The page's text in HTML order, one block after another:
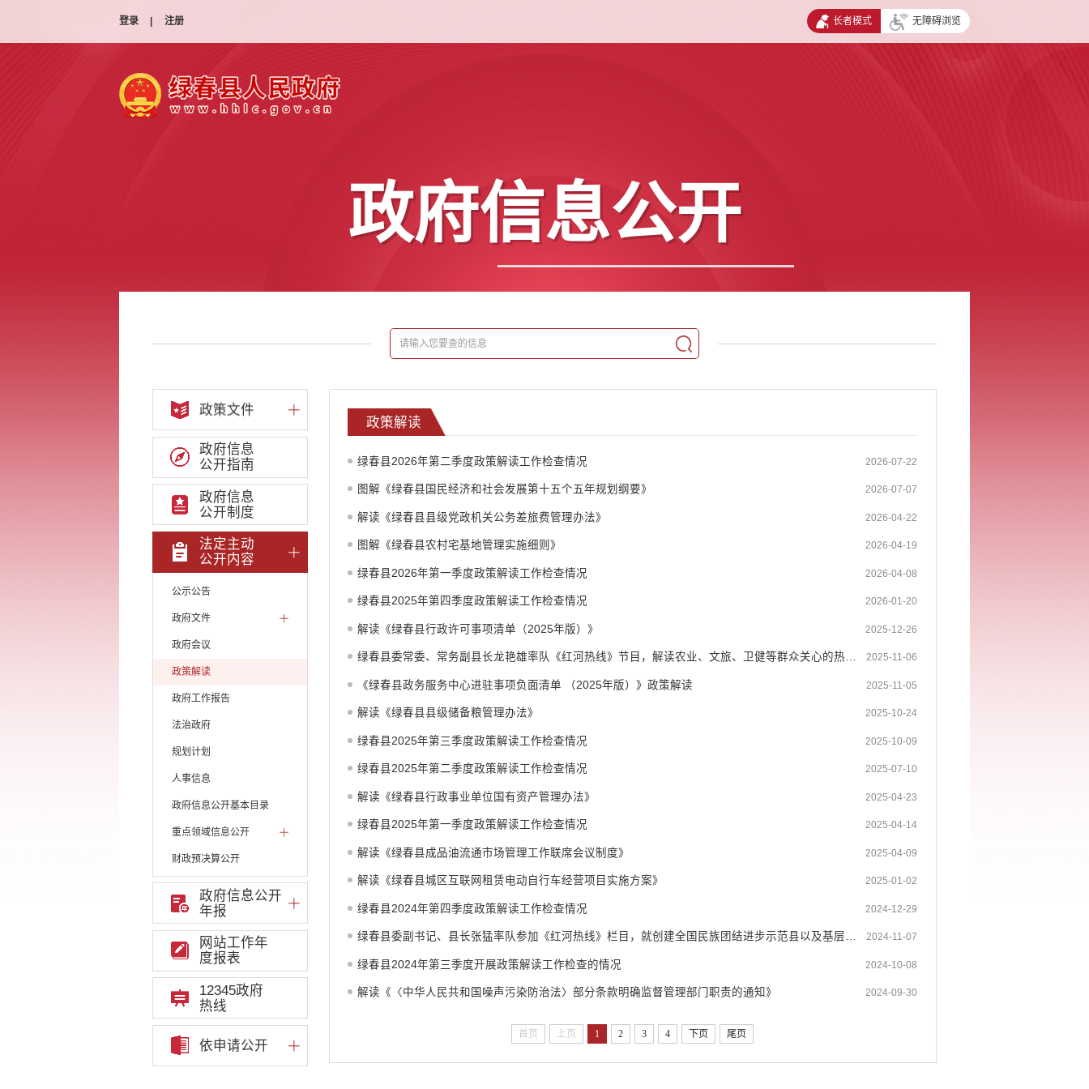
登录 注册 长者模式 无障碍浏览
政府信息公开
政策文件
政府信息
公开指南
政府信息
公开制度
法定主动
公开内容
公示公告
政府文件
政府会议
政策解读
政府工作报告
法治政府
规划计划
人事信息
政府信息公开基本目录
重点领域信息公开
财政预决算公开
人大建议和政协提案
机构职能
权责清单
行政许可
行政处罚和行政强制
行政事业性收费
政府集中采购
政府信息公开
年报
网站工作年
度报表
12345政府
热线
依申请公开
政策解读
绿春县2026年第二季度政策解读工作检查情况 2026-07-22
图解《绿春县国民经济和社会发展第十五个五年规划纲要》 2026-07-07
解读《绿春县县级党政机关公务差旅费管理办法》 2026-04-22
图解《绿春县农村宅基地管理实施细则》 2026-04-19
绿春县2026年第一季度政策解读工作检查情况 2026-04-08
绿春县2025年第四季度政策解读工作检查情况 2026-01-20
解读《绿春县行政许可事项清单（2025年版）》 2025-12-26
绿春县委常委、常务副县长龙艳雄率队《红河热线》节目，解读农业、文旅、卫健等群众关心的热点难点问题 2025-11-06
《绿春县政务服务中心进驻事项负面清单 （2025年版）》政策解读 2025-11-05
解读《绿春县县级储备粮管理办法》 2025-10-24
绿春县2025年第三季度政策解读工作检查情况 2025-10-09
绿春县2025年第二季度政策解读工作检查情况 2025-07-10
解读《绿春县行政事业单位国有资产管理办法》 2025-04-23
绿春县2025年第一季度政策解读工作检查情况 2025-04-14
解读《绿春县成品油流通市场管理工作联席会议制度》 2025-04-09
解读《绿春县城区互联网租赁电动自行车经营项目实施方案》 2025-01-02
绿春县2024年第四季度政策解读工作检查情况 2024-12-29
绿春县委副书记、县长张猛率队参加《红河热线》栏目，就创建全国民族团结进步示范县以及基层治理等方面的问题与听众和网友进行访谈交流，回应大家关心的热点难点问题。 2024-11-07
绿春县2024年第三季度开展政策解读工作检查的情况 2024-10-08
解读《〈中华人民共和国噪声污染防治法〉部分条款明确监督管理部门职责的通知》 2024-09-30
首页 上页 1 2 3 4 下页 尾页